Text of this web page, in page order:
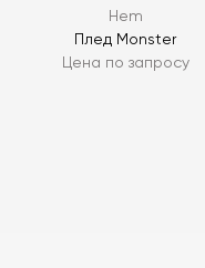
Hem
Плед Monster
Цена по запросу